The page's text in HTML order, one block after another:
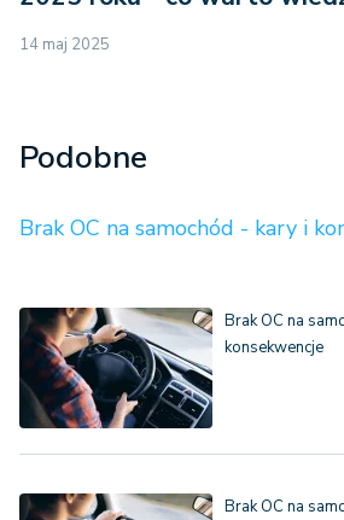
14 maj 2025
Podobne
Brak OC na samochód - kary i
Brak OC na
konsekwencje
Brak OC na